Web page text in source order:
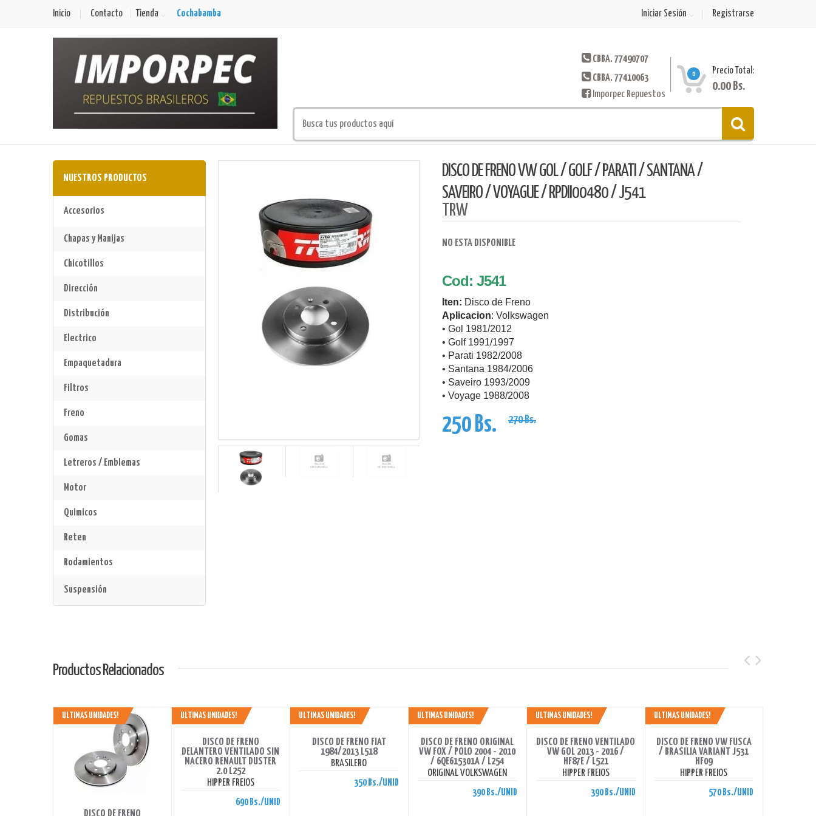
Inicio Contacto Tienda Cochabamba Iniciar Sesión Registrarse
CBBA. 77490707
CBBA. 77410063
Imporpec Repuestos
0 Precio Total:
0.00 Bs.
NUESTROS PRODUCTOS
Accesorios
Chapas y Manijas
Chicotillos
Dirección
Distribución
Electrico
Empaquetadura
Filtros
Freno
Gomas
Letreros / Emblemas
Motor
Quimicos
Reten
Rodamientos
Suspensión
DISCO DE FRENO VW GOL / GOLF / PARATI / SANTANA /
SAVEIRO / VOYAGUE / RPDII00480 / J541
TRW
NO ESTA DISPONIBLE
Cod: J541
Iten: Disco de Freno
Aplicacion: Volkswagen
• Gol 1981/2012
• Golf 1991/1997
• Parati 1982/2008
• Santana 1984/2006
• Saveiro 1993/2009
• Voyage 1988/2008
250 Bs. 270 Bs.
Productos Relacionados
ULTIMAS UNIDADES!
DISCO DE FRENO
ULTIMAS UNIDADES!
DISCO DE FRENO
DELANTERO VENTILADO SIN
MACERO RENAULT DUSTER
2.0 L252
HIPPER FREIOS
690 Bs./UNID
ULTIMAS UNIDADES!
DISCO DE FRENO FIAT
1984/2013 L518
BRASILERO
350 Bs./UNID
ULTIMAS UNIDADES!
DISCO DE FRENO ORIGINAL
VW FOX / POLO 2004 - 2010
/ 6QE615301A / L254
ORIGINAL VOLKSWAGEN
390 Bs./UNID
ULTIMAS UNIDADES!
DISCO DE FRENO VENTILADO
VW GOL 2013 - 2016 /
HF87E / L521
HIPPER FREIOS
390 Bs./UNID
ULTIMAS UNIDADES!
DISCO DE FRENO VW FUSCA
/ BRASILIA VARIANT J531
HF09
HIPPER FREIOS
570 Bs./UNID